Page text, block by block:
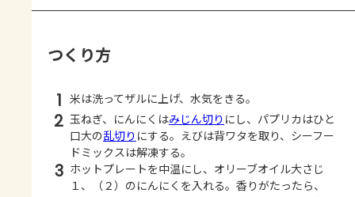
つくり方
1 米は洗ってザルに上げ、水気をきる。
2 玉ねぎ、にんにくはみじん切り にし、パプリカはひと
口大の乱切り にする。えびは背ワタを取り、シーフー
ドミックスは解凍する。
3 ホットプレートを中温にし、オリーブオイル大さじ
１、（２）のにんにくを入れる。香りがたったら、